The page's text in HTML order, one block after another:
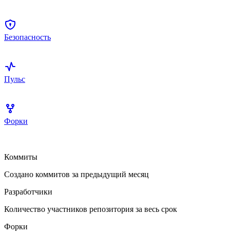
Безопасность
Пульс
Форки
Коммиты
Создано коммитов за предыдущий месяц
Разработчики
Количество участников репозитория за весь срок
Форки